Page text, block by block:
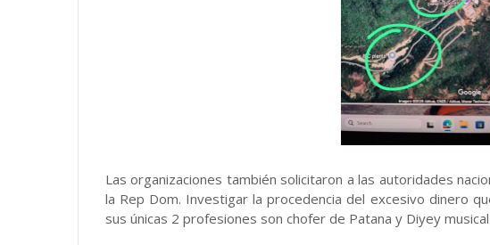
Las organizaciones también solicitaron a las autoridades
la Rep Dom. Investigar la procedencia del excesivo dinero
sus únicas 2 profesiones son chofer de Patana y Diyey musical